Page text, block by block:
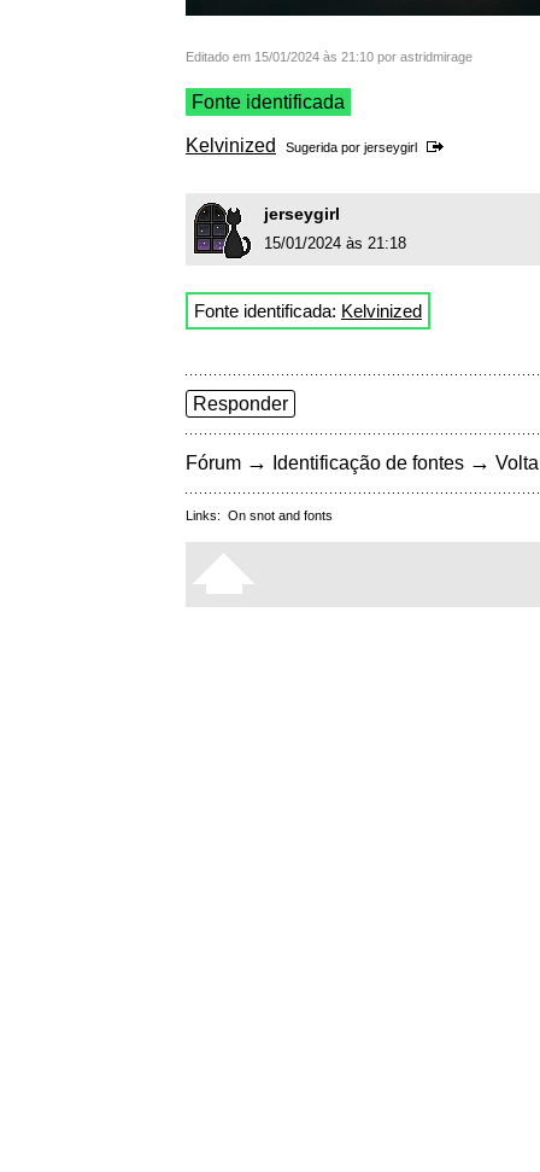
Editado em 15/01/2024 às 21:10 por astridmirage
Fonte identificada
Kelvinized Sugerida por jerseygirl
jerseygirl
15/01/2024 às 21:18
Fonte identificada: Kelvinized
Responder
Fórum → Identificação de fontes →
Links: On snot and fonts